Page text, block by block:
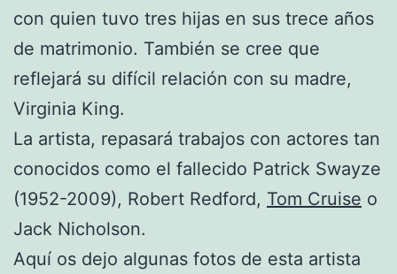
con quien tuvo tres hijas en sus trece años
de matrimonio. También se cree que
reflejará su difícil relación con su madre,
Virginia King.
La artista, repasará trabajos con actores tan
conocidos como el fallecido Patrick Swayze
(1952-2009), Robert Redford, Tom Cruise o
Jack Nicholson.
Aquí os dejo algunas fotos de esta artista